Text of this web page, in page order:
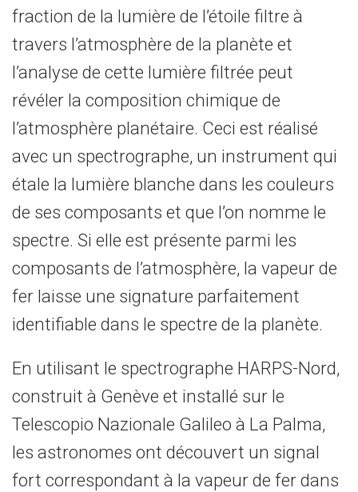
fraction de la lumière de l’étoile filtre à
travers l’atmosphère de la planète et
l’analyse de cette lumière filtrée peut
révéler la composition chimique de
l’atmosphère planétaire. Ceci est réalisé
avec un spectrographe, un instrument qui
étale la lumière blanche dans les couleurs
de ses composants et que l’on nomme le
spectre. Si elle est présente parmi les
composants de l’atmosphère, la vapeur de
fer laisse une signature parfaitement
identifiable dans le spectre de la planète.
En utilisant le spectrographe HARPS-Nord,
construit à Genève et installé sur le
Telescopio Nazionale Galileo à La Palma,
les astronomes ont découvert un signal
fort correspondant à la vapeur de fer dans